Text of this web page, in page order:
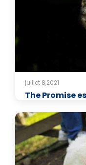
juillet 8,2021
The Promise